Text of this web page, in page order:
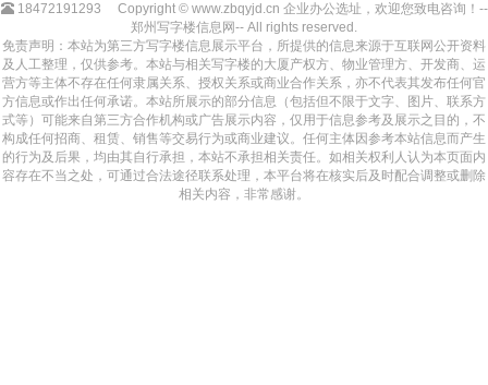
18472191293
Copyright © www.zbqyjd.cn 企业办公选址，欢迎您致电咨询！--
郑州写字楼信息网-- All rights reserved.
免责声明：本站为第三方写字楼信息展示平台，所提供的信息来源于互联网公开资料
及人工整理，仅供参考。本站与相关写字楼的大厦产权方、物业管理方、开发商、运
营方等主体不存在任何隶属关系、授权关系或商业合作关系，亦不代表其发布任何官
方信息或作出任何承诺。本站所展示的部分信息（包括但不限于文字、图片、联系方
式等）可能来自第三方合作机构或广告展示内容，仅用于信息参考及展示之目的，不
构成任何招商、租赁、销售等交易行为或商业建议。任何主体因参考本站信息而产生
的行为及后果，均由其自行承担，本站不承担相关责任。如相关权利人认为本页面内
容存在不当之处，可通过合法途径联系处理，本平台将在核实后及时配合调整或删除
相关内容，非常感谢。